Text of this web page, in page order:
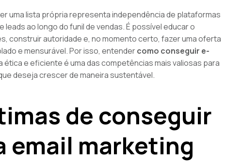
uma lista própria representa independência de plataformas
leads ao longo do funil de vendas. É possível educar o
construir autoridade e, no momento certo, fazer uma oferta
e mensurável. Por isso, entendercomo conseguir e-
ética e eficiente é uma das competências mais valiosas para
deseja crescer de maneira sustentável.
de conseguir
email marketing